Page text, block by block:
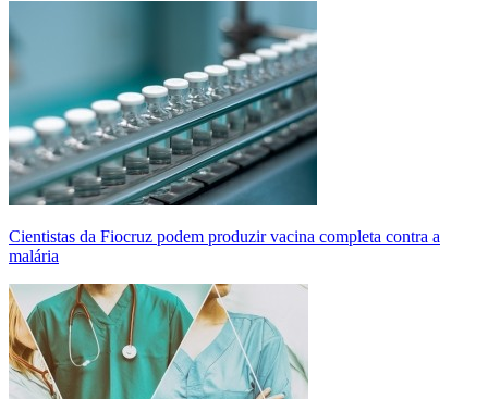
Cientistas da Fiocruz podem produzir vacina completa contra a
malária